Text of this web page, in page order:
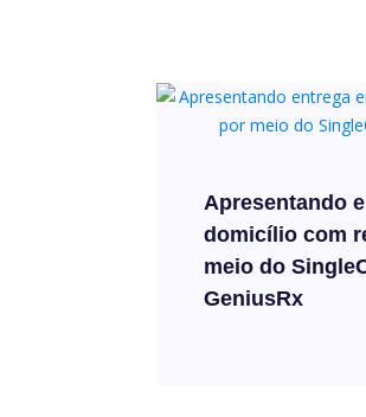
Apresentando
domicílio com
meio do
GeniusRx